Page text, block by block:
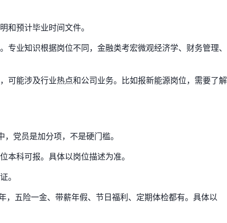
和预计毕业时间文件。
业知识根据岗位不同，金融类考宏微观经济学、财务管理、
可能涉及行业热点和公司业务。比如报新能源岗位，需要了解
党员是加分项，不是硬门槛。
科可报。具体以岗位描述为准。
。
五险一金、带薪年假、节日福利、定期体检都有。具体以